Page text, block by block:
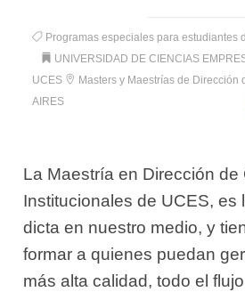
Programas especiales para estudiantes
UNIVERSIDAD DE CIENCIAS
UCES
Masters y Maestrías de Dirección
AIRES
La Maestría en Dirección
Institucionales de UCES, es
dicta en nuestro medio, y
formar a quienes puedan
más alta calidad, todo el